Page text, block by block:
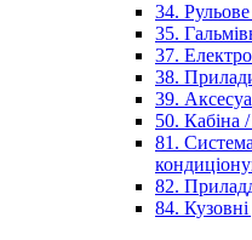
34.
35.
37.
38.
39.
50. Кабіна
81.
82.
84. Кузовні